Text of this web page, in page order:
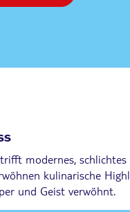
trifft modernes,
kulinarische
und Geist verwöhnt.